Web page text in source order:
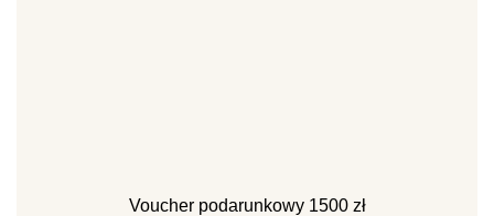
Voucher podarunkowy 1500 zł